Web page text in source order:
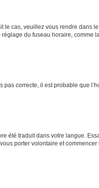
cas, veuillez vous rendre dans
du fuseau horaire, comme
correcte, il est probable que
été traduit dans votre langue.
porter volontaire et